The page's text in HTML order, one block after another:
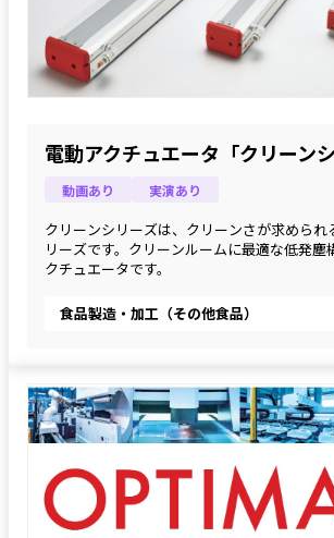
電動アクチュエータ「クリーンシ
動画あり 実演あり
クリーンシリーズは、クリーンさが求められ
リーズです。クリーンルームに最適な低発塵
クチュエータです。
食品製造・加工（その他食品）